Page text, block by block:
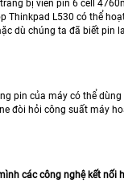
bị viên pin 6 cell
Thinkpad L530 có thể
dù chúng ta đã biết pin
pin của máy có thể
đòi hỏi công suất máy
các công nghệ kết nối